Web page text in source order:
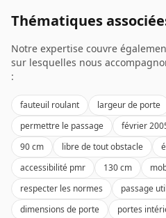
Thématiques
Notre expertise couvre
sur lesquelles nous
:
fauteuil roulant largeur de porte
permettre le passage
février
90 cm
libre de tout obstacle
accessibilité pmr
130 cm
respecter les normes
passage
dimensions de porte
portes